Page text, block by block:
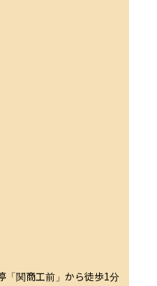
「関商工前」から徒歩1分